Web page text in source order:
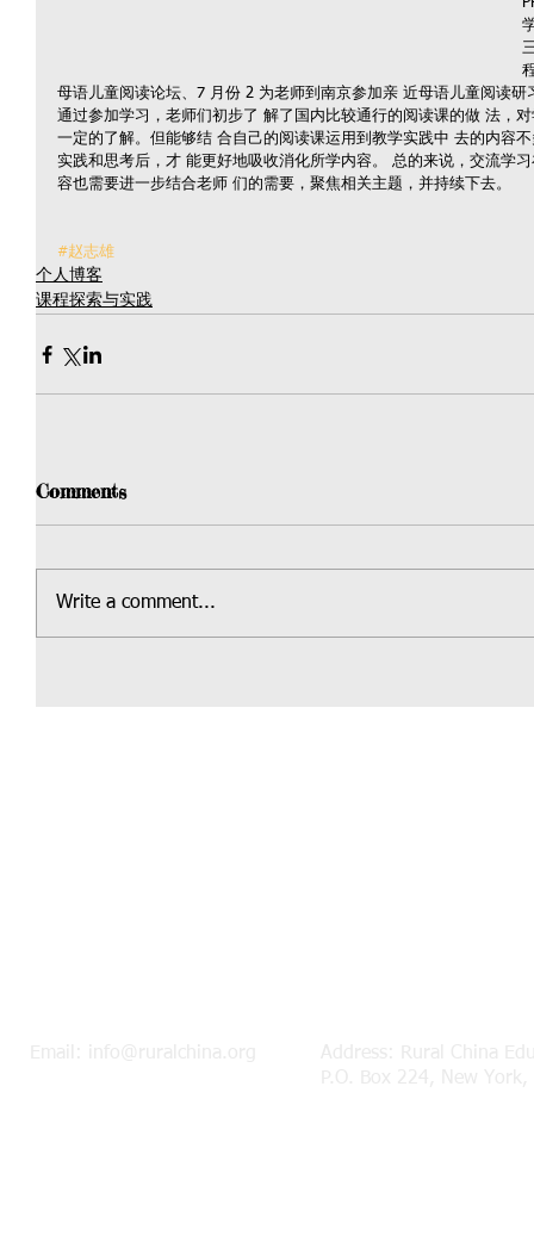
母语儿童阅读论坛、7 月份 2 为老师到南京参加亲 近母语儿童阅读
通过参加学习，老师们初步了 解了国内比较通行的阅读课的做 法，
一定的了解。但能够结 合自己的阅读课运用到教学实践中 去的内容
实践和思考后，才 能更好地吸收消化所学内容。 总的来说，交流学
容也需要进一步结合老师 们的需要，聚焦相关主题，并持续下去。
#赵志雄
个人博客
课程探索与实践
Comments
Write a comment...